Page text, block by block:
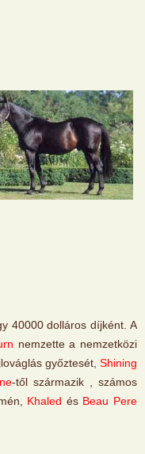
40000 dolláros díjként. A
nemzette a nemzetközi
győztesét, Shining
-től származik , számos
Khaled és Beau Pere